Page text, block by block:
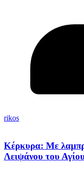
rikos
Κέρκυρα: Με
Λειψάνου του